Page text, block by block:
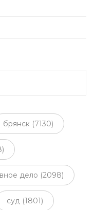
брянск (7130)
дело (2098)
суд (1801)